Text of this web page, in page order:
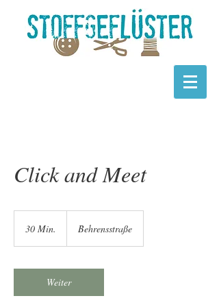
Click and Meet
30 Min.
i
n
.
Behrensstraße
Weiter